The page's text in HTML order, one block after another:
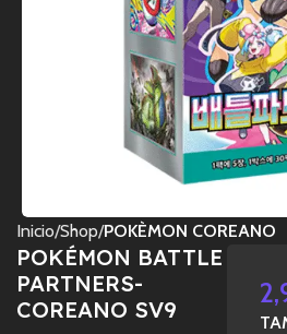
Inicio Shop POKÈMON COREANO
POKÉMON BATTLE
PARTNERS-
COREANO SV9